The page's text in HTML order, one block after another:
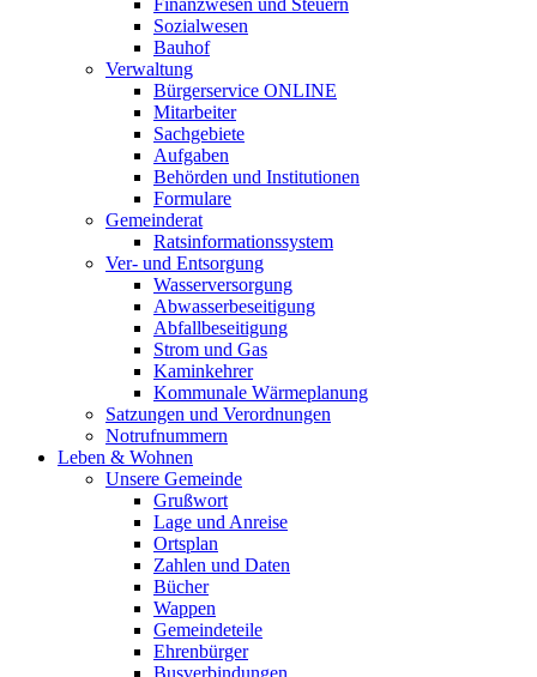
Finanzwesen und Steuern
Sozialwesen
Bauhof
Verwaltung
Bürgerservice ONLINE
Mitarbeiter
Sachgebiete
Aufgaben
Behörden und Institutionen
Formulare
Gemeinderat
Ratsinformationssystem
Ver- und Entsorgung
Wasserversorgung
Abwasserbeseitigung
Abfallbeseitigung
Strom und Gas
Kaminkehrer
Kommunale Wärmeplanung
Satzungen und Verordnungen
Notrufnummern
Leben & Wohnen
Unsere Gemeinde
Grußwort
Lage und Anreise
Ortsplan
Zahlen und Daten
Bücher
Wappen
Gemeindeteile
Ehrenbürger
Busverbindungen